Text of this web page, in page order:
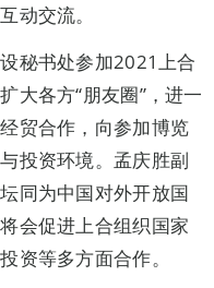
动交流。
秘书处参加2021上合
大各方“朋友圈”，进一
贸合作，向参加博览
投资环境。孟庆胜副
同为中国对外开放国
会促进上合组织国家
资等多方面合作。